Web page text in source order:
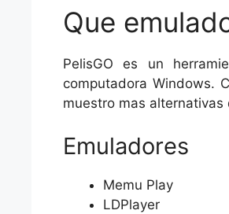
①Descargar e instalar
②Inicia Bluestacks y
③BuscarPelisGOen la web
artículo. Este emulador es
personalizar los controles,
Que
PelisGO es un
computadora Windows.
muestro mas alternativas
Emuladores
Memu Play
LDPlayer